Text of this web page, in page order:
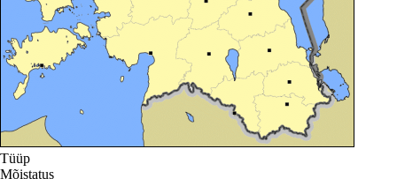
Tüüp
Mõistatus